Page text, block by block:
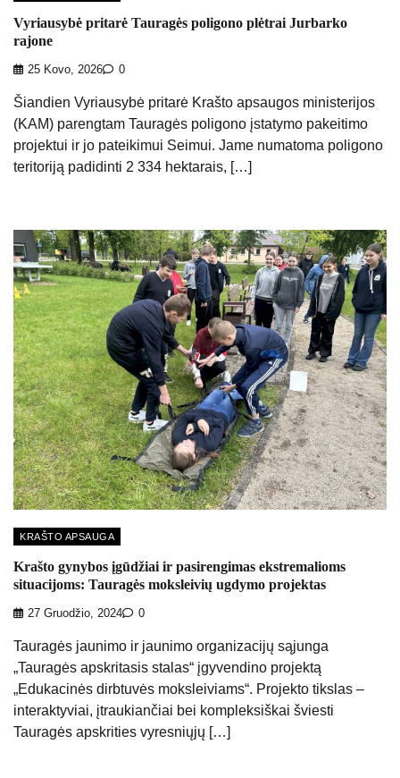
Vyriausybė pritarė Tauragės poligono plėtrai Jurbarko
rajone
25 Kovo, 2026 0
Šiandien Vyriausybė pritarė Krašto apsaugos ministerijos
(KAM) parengtam Tauragės poligono įstatymo pakeitimo
projektui ir jo pateikimui Seimui. Jame numatoma poligono
teritoriją padidinti 2 334 hektarais, […]
KRAŠTO APSAUGA
Krašto gynybos įgūdžiai ir pasirengimas ekstremalioms
situacijoms: Tauragės moksleivių ugdymo projektas
27 Gruodžio, 2024 0
Tauragės jaunimo ir jaunimo organizacijų sąjunga
„Tauragės apskritasis stalas“ įgyvendino projektą
„Edukacinės dirbtuvės moksleiviams“. Projekto tikslas –
interaktyviai, įtraukiančiai bei kompleksiškai šviesti
Tauragės apskrities vyresniųjų […]